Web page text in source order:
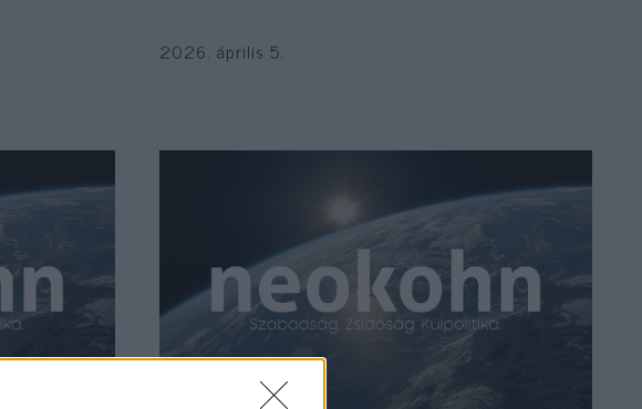
2026. április 5.